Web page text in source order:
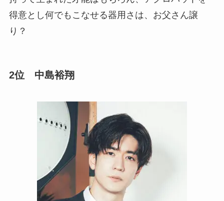
得意とし何でもこなせる器用さは、お父さん譲
り？
2位 中島裕翔